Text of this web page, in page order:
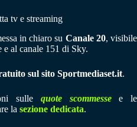
tv e streaming
in chiaro su Canale 20, visibile
al canale 151 di Sky.
sul sito Sportmediaset.it.
sulle quote scommessee le
la sezione dedicata.